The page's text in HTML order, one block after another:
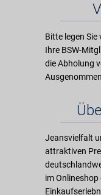
Bitte legen Sie
Ihre BSW-
die Abholung
Jeansvielfalt
attraktiven
im